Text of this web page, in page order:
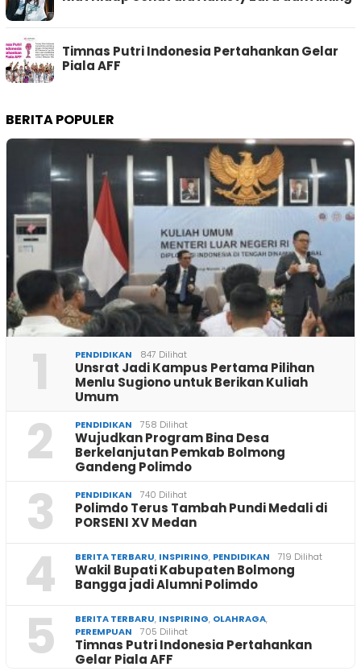
Timnas Putri Indonesia Pertahankan Gelar
Piala AFF
BERITA POPULER
1 PENDIDIKAN 847 Dilihat
Unsrat Jadi Kampus Pertama Pilihan
Menlu Sugiono untuk Berikan Kuliah
Umum
2 PENDIDIKAN 758 Dilihat
Wujudkan Program Bina Desa
Berkelanjutan Pemkab Bolmong
Gandeng Polimdo
3 PENDIDIKAN 740 Dilihat
Polimdo Terus Tambah Pundi Medali di
PORSENI XV Medan
4 BERITA TERBARU, INSPIRING, PENDIDIKAN 719 Dilihat
Wakil Bupati Kabupaten Bolmong
Bangga jadi Alumni Polimdo
5 BERITA TERBARU, INSPIRING, OLAHRAGA,
PEREMPUAN
705 Dilihat
Timnas Putri Indonesia Pertahankan
Gelar Piala AFF